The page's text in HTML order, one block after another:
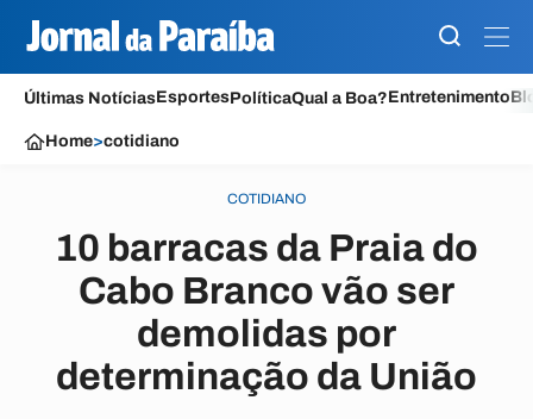
Últimas NotíciasEsportesPolíticaQual a Boa?Entretenimento
Home>cotidiano
COTIDIANO
10 barracas da Praia do
Cabo Branco vão ser
demolidas por
determinação da União